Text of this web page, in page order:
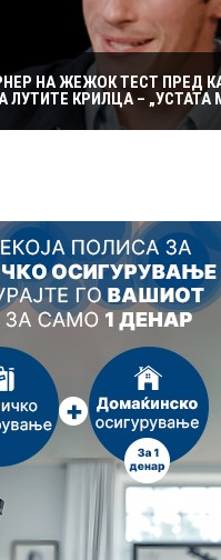
НА ЖЕЖОК ТЕСТ ПРЕД
ЛУТИТЕ КРИЛЦА – „УСТАТА